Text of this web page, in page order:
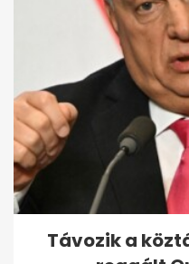
Varga
Távozik a